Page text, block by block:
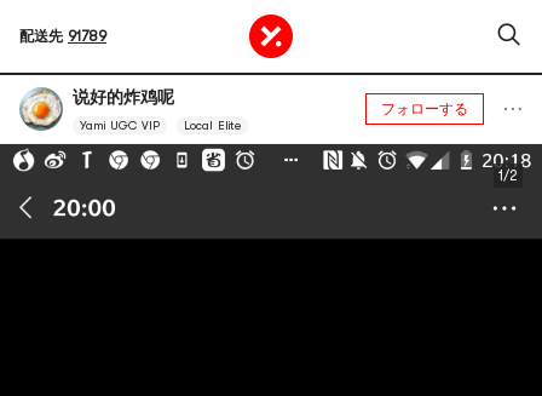
配送先 91789
说好的炸鸡呢
Yami UGC VIP Local Elite
フォローする
1/2